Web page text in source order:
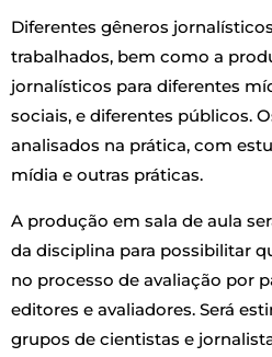
Diferentes gêneros
trabalhados, bem como a
jornalísticos para diferentes
sociais, e diferentes públicos.
analisados na prática, com
mídia e outras práticas.
A produção em sala de aula
da disciplina para possibilitar
no processo de avaliação por
editores e avaliadores. Será
grupos de cientistas e